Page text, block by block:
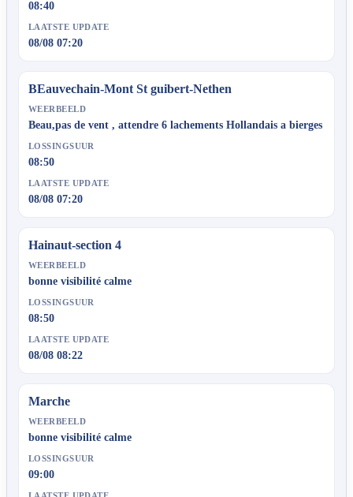
08:40
LAATSTE UPDATE
08/08 07:20
BEauvechain-Mont St guibert-Nethen
WEERBEELD
Beau,pas de vent , attendre 6 lachements Hollandais a bierges
LOSSINGSUUR
08:50
LAATSTE UPDATE
08/08 07:20
Hainaut-section 4
WEERBEELD
bonne visibilité calme
LOSSINGSUUR
08:50
LAATSTE UPDATE
08/08 08:22
Marche
WEERBEELD
bonne visibilité calme
LOSSINGSUUR
09:00